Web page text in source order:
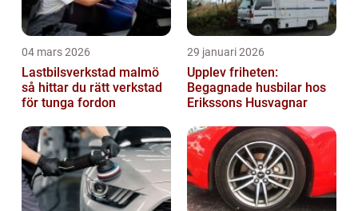
04 mars 2026
Lastbilsverkstad malmö
så hittar du rätt verkstad
för tunga fordon
29 januari 2026
Upplev friheten:
Begagnade husbilar hos
Erikssons Husvagnar